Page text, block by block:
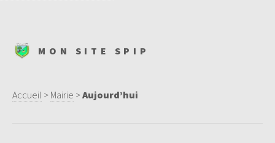
MON SITE SPIP
Accueil > Mairie >Aujourd’hui